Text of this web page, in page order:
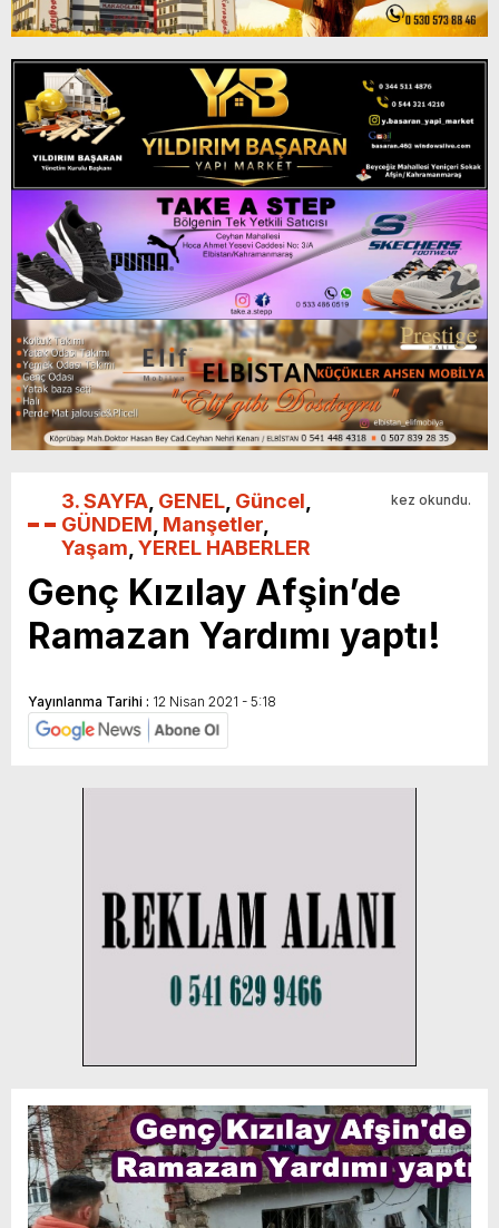
3. SAYFA GENEL Güncel
GÜNDEM Manşetler
Yaşam YEREL HABERLER
kez okundu.
Genç Kızılay Afşin’de
Ramazan Yardımı yaptı!
Yayınlanma Tarihi : 12 Nisan 2021 - 5:18